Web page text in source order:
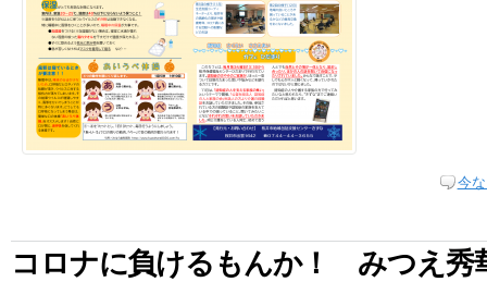
今
コロナに負けるもんか！ みつえ秀